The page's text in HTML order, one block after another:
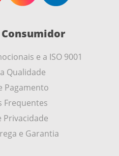
e a ISO 9001
Qualidade
Pagamento
Frequentes
Privacidade
e Garantia